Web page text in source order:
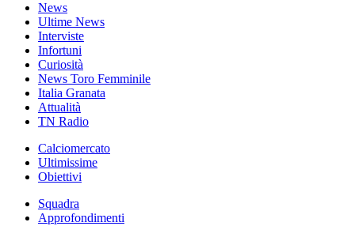
News
Ultime News
Interviste
Infortuni
Curiosità
News Toro Femminile
Italia Granata
Attualità
TN Radio
Calciomercato
Ultimissime
Obiettivi
Squadra
Approfondimenti